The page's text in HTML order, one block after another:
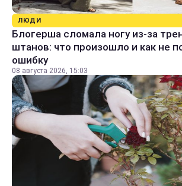
ЛЮДИ
Блогерша сломала ногу из-за
штанов: что произошло и как не
ошибку
08 августа 2026, 15:03